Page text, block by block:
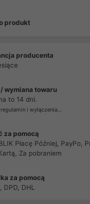
produkt
producenta
wymiana towaru
to 14 dni.
i wyłączenia...
za pomocą
Płacę Później, PayPo,
Za pobraniem
za pomocą
DPD, DHL